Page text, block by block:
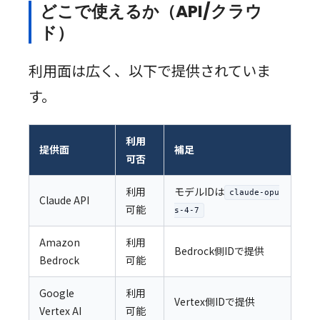
どこで使えるか（API/クラウ
ド）
利用面は広く、以下で提供されていま
す。
提供面
利用
可否
補足
Claude API
利用
可能
モデルIDは claude-opu
s-4-7
Amazon
Bedrock
利用
可能
Bedrock側IDで提供
Google
Vertex AI
利用
可能
Vertex側IDで提供